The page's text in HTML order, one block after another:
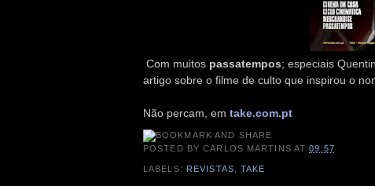
Com muitos passatempos; especiais
artigo sobre o filme de culto que inspirou o
Não percam, em take.com.pt
POSTED BYCARLOS MARTINS AT09:57
LABELS: REVISTAS ,TAKE